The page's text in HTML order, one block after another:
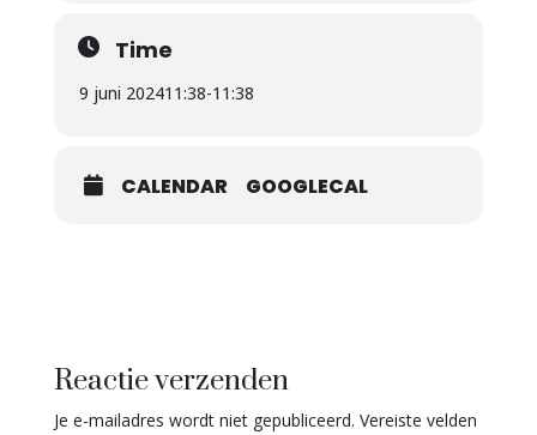
Time
9 juni 202411:38-11:38
CALENDAR GOOGLECAL
Reactie verzenden
Je e-mailadres wordt niet gepubliceerd. Vereiste velden